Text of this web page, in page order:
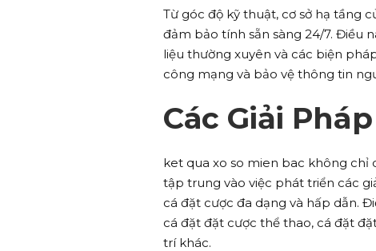
Từ góc độ kỹ thuật, cơ sở hạ tầng
đảm bảo tính sẵn sàng 24/7. Điều
liệu thường xuyên và các biện
công mạng và bảo vệ thông tin
Các Giải
ket qua xo so mien bac không chỉ
tập trung vào việc phát triển các
cá đặt cược đa dạng và hấp dẫn.
cá đặt đặt cược thể thao, cá đặt
trí khác.